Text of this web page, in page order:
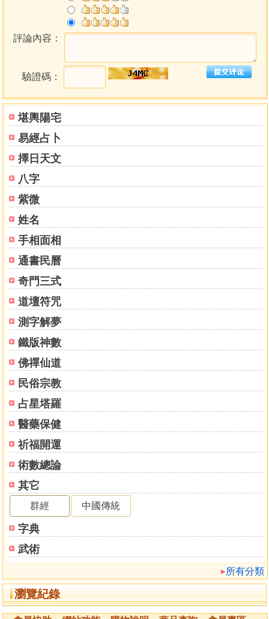
堪輿陽宅
易經占卜
擇日天文
八字
紫微
姓名
手相面相
通書民曆
奇門三式
道壇符咒
測字解夢
鐵版神數
佛禪仙道
民俗宗教
占星塔羅
醫藥保健
祈福開運
術數總論
其它
群經 中國傳統
字典
武術
所有分類
瀏覽紀錄
惡疾是人心的影子
命運掌握在自己手裡
疾病、醫學與宗教
第八章 有效的護摩祈願方法
以行動來表現神想觀的護摩祈願
真言密教與護摩秘法
護摩秘法與現世利益
護摩是虔誠祈禱的最高形式
當事人也參與祈禱的護摩秘法
祈禱的重要
在心中持續一再地祈禱
百日祈願與千日祈願
實現宏願的愛鷹不動尊
第九章 護摩祈願的種類與實際
祈求惡疾痊癒
祈求健康無恙
實現宏願的護摩秘法
祈求天賜良緣
祈求生意興隆
祈求閤家平安
祈求除厄消災
解脫因緣的護摩法事
祈求除掉惡靈
供養祖先也是用護摩秘法
其他祈願的各種例子
祈求順利生產
祈求丈夫脫離外遇
祈求必勝
祈求尋回失物
祈求尋回失蹤者
祈求行車平安
開悟的護摩秘法
附錄 為實現願望而誦經的常識
將誦經溶入生活中
各種誦經的功德
正確的唸經方法
評論內容：
驗證碼：